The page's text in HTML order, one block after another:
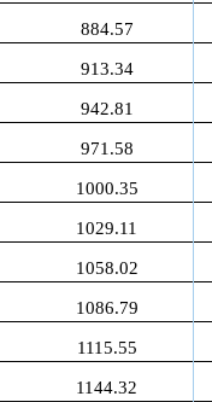
884.57
913.34
942.81
971.58
1000.35
1029.11
1058.02
1086.79
1115.55
1144.32